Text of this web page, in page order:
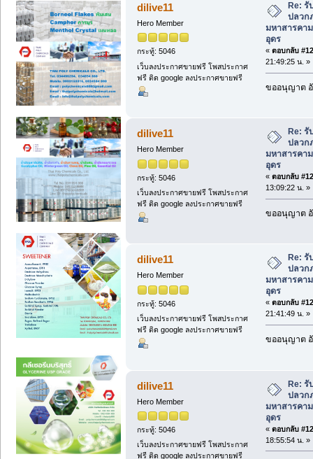
dilive11
Hero Member
กระทู้: 5046
เว็บลงประกาศขายฟรี โพสประกาศ
ฟรี ติด google ลงประกาศขายฟรี
Re:
ปลวก
มหาสารคา
อุดร
« ตอบกลับ
21:49:25 น. »
ขออนุญาต
dilive11
Hero Member
กระทู้: 5046
เว็บลงประกาศขายฟรี โพสประกาศ
ฟรี ติด google ลงประกาศขายฟรี
Re:
ปลวก
มหาสารคา
อุดร
« ตอบกลับ
13:09:22 น. »
ขออนุญาต
dilive11
Hero Member
กระทู้: 5046
เว็บลงประกาศขายฟรี โพสประกาศ
ฟรี ติด google ลงประกาศขายฟรี
Re:
ปลวก
มหาสารคา
อุดร
« ตอบกลับ
21:41:49 น. »
ขออนุญาต
dilive11
Hero Member
กระทู้: 5046
เว็บลงประกาศขายฟรี โพสประกาศ
ฟรี ติด google ลงประกาศขายฟรี
Re: รั
ปลวก
มหาสารคา
อุดร
« ตอบกลับ
18:55:54 น. »